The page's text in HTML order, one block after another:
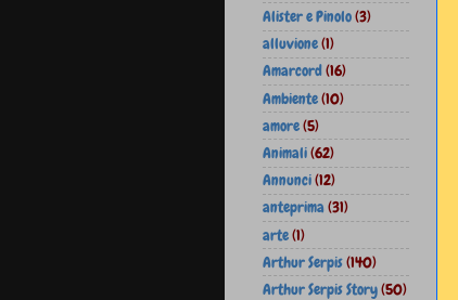
Alister e Pinolo(3)
alluvione(1)
Amarcord(16)
Ambiente(10)
amore(5)
Animali(62)
Annunci(12)
anteprima(31)
arte(1)
Arthur Serpis(140)
Arthur Serpis Story(50)